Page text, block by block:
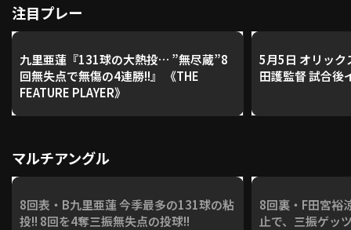
注目プレー
九里亜蓮『131球の大熱投… ”無尽蔵”8
回無失点で無傷の4連勝!!』 《THE
FEATURE PLAYER》
5月5日 オリック
田護監督 試合後
マルチアングル
8回表・B九里亜蓮 今季最多の131球の粘
投!! 8回を4奪三振無失点の投球!!
8回裏・F田宮裕
止で、三振ゲッ